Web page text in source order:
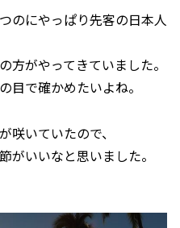
のにやっぱり先客の日本人
方がやってきていました。
目で確かめたいよね。
咲いていたので、
がいいなと思いました。